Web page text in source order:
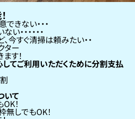
できない
い・・・
今すぐ清掃は頼みたい
ター
す！
てご利用いただくために分割支払
いて
OK！
無しでもOK！